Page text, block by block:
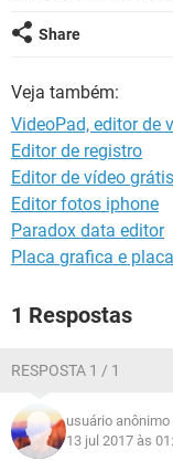
INSTAGRAM
Share
Veja também:
VideoPad, editor de
Editor de registro
Editor de vídeo
Editor fotos iphone
Paradox data editor
Placa grafica e
1 Respostas
RESPOSTA 1 / 1
usuário anônimo
13 jul 2017 às